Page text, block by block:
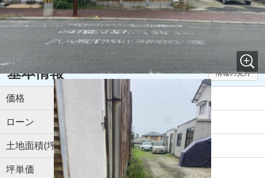
お気に入り追加 お問い合わせ
基本情報 情報の見方
価格 540万円
ローン 1.4万円/月
土地面積(坪数) 194.91㎡(58.96坪)
坪単価 9.16万円